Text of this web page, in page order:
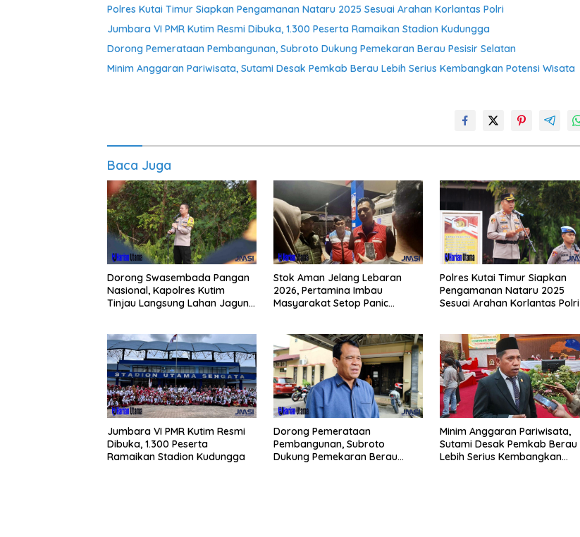
Polres Kutai Timur Siapkan Pengamanan Nataru 2025 Sesuai Arahan Korlantas Polri
Jumbara VI PMR Kutim Resmi Dibuka, 1.300 Peserta Ramaikan Stadion Kudungga
Dorong Pemerataan Pembangunan, Subroto Dukung Pemekaran Berau Pesisir Selatan
Minim Anggaran Pariwisata, Sutami Desak Pemkab Berau Lebih Serius Kembangkan Potensi Wisata
Baca Juga
Dorong Swasembada Pangan
Nasional, Kapolres Kutim
Tinjau Langsung Lahan Jagung
Stok Aman Jelang Lebaran
2026, Pertamina Imbau
Masyarakat Setop Panic
Polres Kutai Timur Siapkan
Pengamanan Nataru 2025
Sesuai Arahan Korlantas Polri
Jumbara VI PMR Kutim Resmi
Dibuka, 1.300 Peserta
Ramaikan Stadion Kudungga
Dorong Pemerataan
Pembangunan, Subroto
Dukung Pemekaran Berau
Minim Anggaran Pariwisata,
Sutami Desak Pemkab Berau
Lebih Serius Kembangkan